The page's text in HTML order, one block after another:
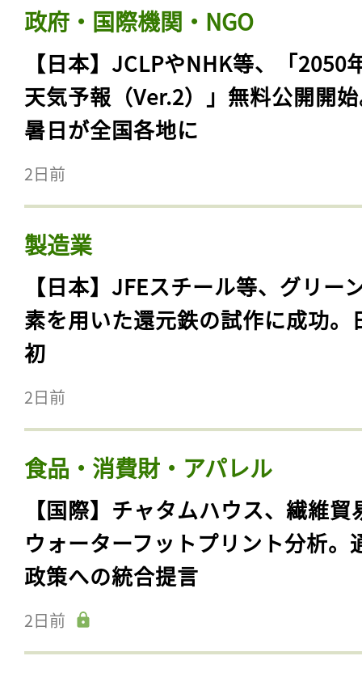
政府・国際機関・NGO
【日本】JCLPやNHK等、「2050
天気予報（Ver.2）」無料公開開
暑日が全国各地に
2日前
製造業
【日本】JFEスチール等、グリー
素を用いた還元鉄の試作に成功。
初
2日前
食品・消費財・アパレル
【国際】チャタムハウス、繊維貿
ウォーターフットプリント分析。
政策への統合提言
2日前